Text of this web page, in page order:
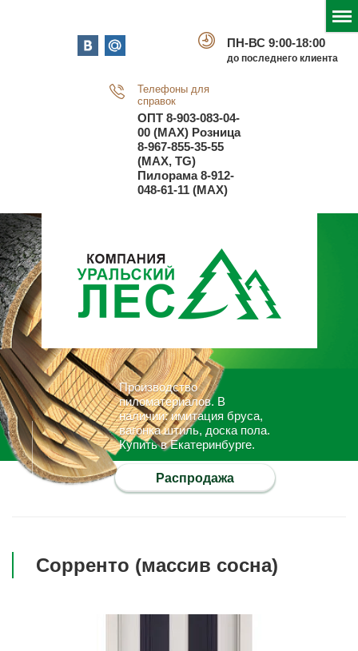
ПН-ВС 9:00-18:00
до последнего клиента
Телефоны для
справок
ОПТ 8-903-083-04-
00 (MAX) Розница
8-967-855-35-55
(MAX, TG)
Пилорама 8-912-
048-61-11 (MAX)
Производство
пиломатериалов. В
наличии: имитация бруса,
вагонка штиль, доска пола.
Купить в Екатеринбурге.
Распродажа
Сорренто (массив сосна)